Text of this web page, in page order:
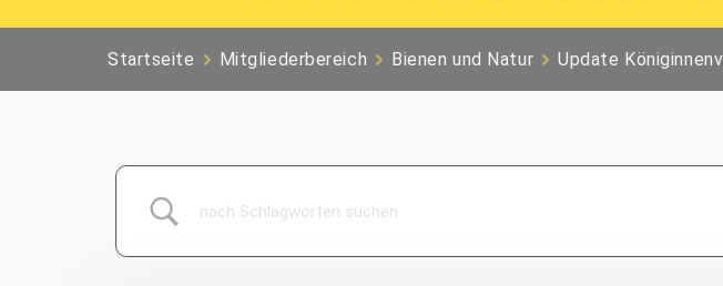
Startseite Mitgliederbereich Bienen und Natur Update